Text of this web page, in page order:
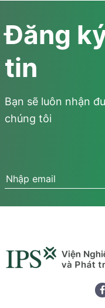
chính sách. Kết quả
xuất các định hướng
học xã hội.
Đăng
tin
Bạn sẽ luôn nhận
chúng tôi